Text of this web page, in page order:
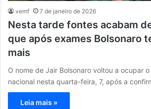
vemf 7 de janeiro de 2026
Nesta tarde fontes acabam
que após exames Bolsonaro
mais
O nome de Jair Bolsonaro voltou a ocupar
nacional nesta quarta-feira, 7, após a
Leia mais »